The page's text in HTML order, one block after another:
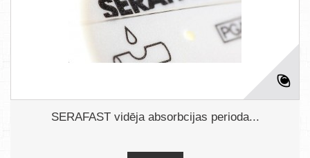
SERAFAST vidēja absorbcijas perioda...